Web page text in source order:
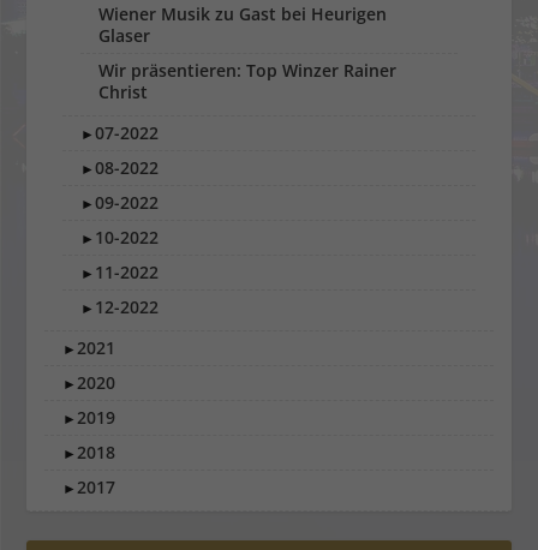
Wiener Musik zu Gast bei Heurigen
Glaser
Wir präsentieren: Top Winzer Rainer
Christ
►07-2022
►08-2022
►09-2022
► 10-2022
► 11-2022
► 12-2022
►2021
►2020
►2019
►2018
►2017